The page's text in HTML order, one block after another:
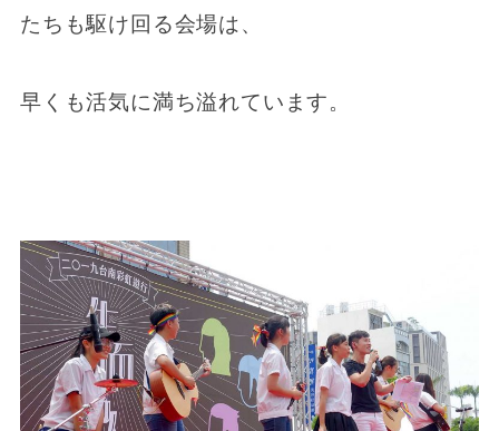
たちも駆け回る会場は、
早くも活気に満ち溢れています。